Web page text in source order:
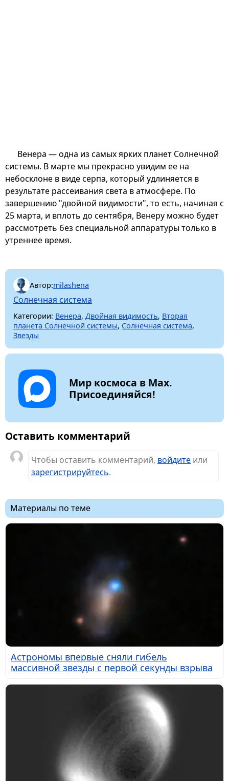
Венера — одна из самых ярких планет Солнечной
системы. В марте мы прекрасно увидим ее на
небосклоне в виде серпа, который удлиняется в
результате рассеивания света в атмосфере. По
завершению "двойной видимости", то есть, начиная с
25 марта, и вплоть до сентября, Венеру можно будет
рассмотреть без специальной аппаратуры только в
утреннее время.
Автор:milashena
Солнечная система
Категории: Венера, Двойная видимость, Вторая
планета Солнечной системы, Солнечная система,
Звезды
Мир космоса в Max.
Присоединяйся!
Оставить комментарий
Чтобы оставить комментарий, войдите или
зарегистрируйтесь.
Материалы по теме
Астрономы впервые сняли гибель
массивной звезды с первой секунды взрыва